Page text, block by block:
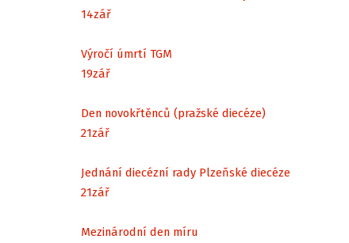
14zář
Výročí úmrtí TGM
19zář
Den novokřtěnců (pražské diecéze)
21zář
Jednání diecézní rady Plzeňské diecéze
21zář
Mezinárodní den míru